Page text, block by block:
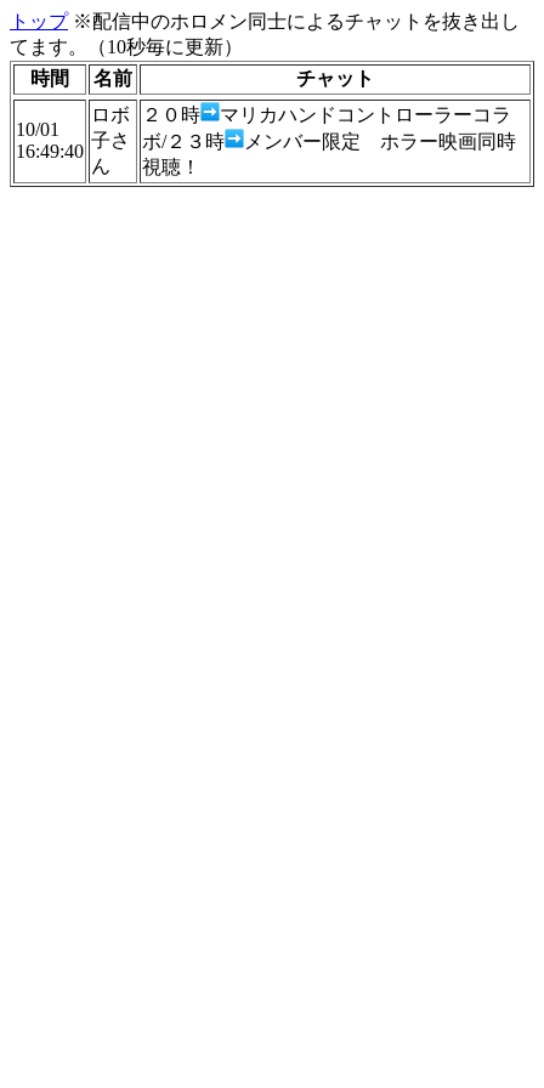
トップ※配信中のホロメン同士によるチャットを抜き出し
てます。（10秒毎に更新）
時間
名前 チャット
10/01
16:49:40
ロボ
子さ
ん
２０時
マリカハンドコントローラーコラ
ボ/２３時
メンバー限定 ホラー映画同時
視聴！